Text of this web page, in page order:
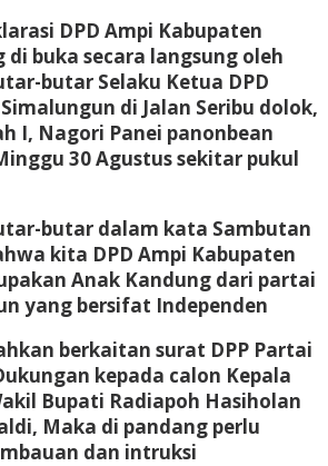
DPD Ampi Kabupaten
di buka secara langsung oleh
butar Selaku Ketua DPD
di Jalan Seribu dolok,
I, Nagori Panei panonbean
30 Agustus sekitar pukul
butar dalam kata Sambutan
kita DPD Ampi Kabupaten
Anak Kandung dari partai
yang bersifat Independen
berkaitan surat DPP Partai
kepada calon Kepala
Bupati Radiapoh Hasiholan
Maka di pandang perlu
dan intruksi